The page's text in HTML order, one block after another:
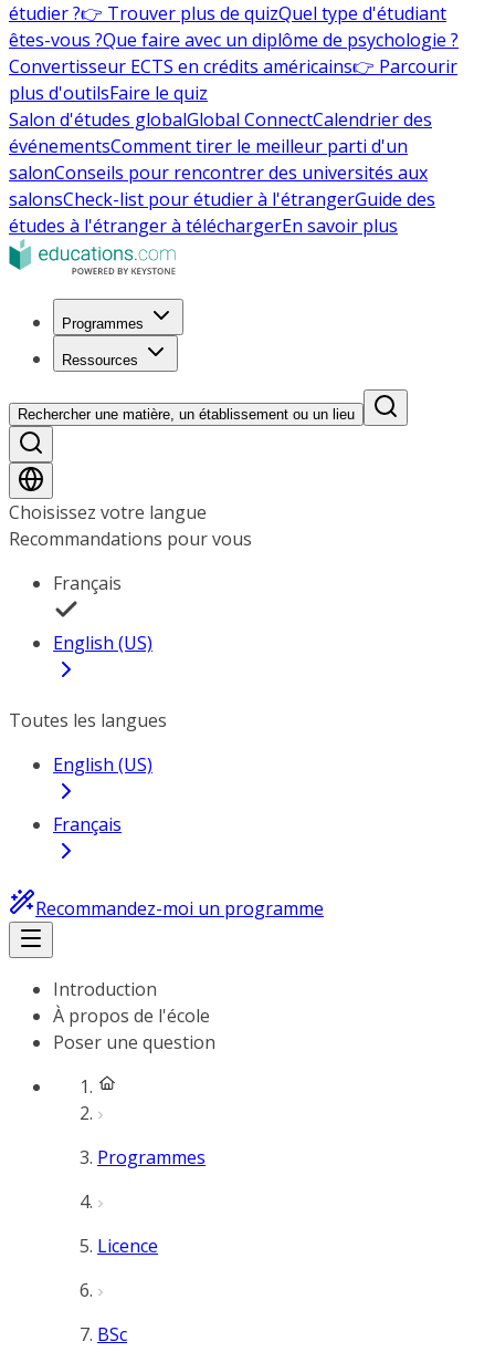
étudier ?👉 Trouver plus de quizQuel type d'étudiant
êtes-vous ?Que faire avec un diplôme de psychologie ?
Convertisseur ECTS en crédits américains👉 Parcourir
plus d'outilsFaire le quiz
Salon d'études globalGlobal ConnectCalendrier des
événementsComment tirer le meilleur parti d'un
salonConseils pour rencontrer des universités aux
salonsCheck-list pour étudier à l'étrangerGuide des
études à l'étranger à téléchargerEn savoir plus
Programmes
Ressources
Rechercher une matière, un établissement ou un lieu
Choisissez votre langue
Recommandations pour vous
Français
English (US)
Toutes les langues
English (US)
Français
Recommandez-moi un programme
Introduction
À propos de l'école
Poser une question
Programmes
Licence
BSc